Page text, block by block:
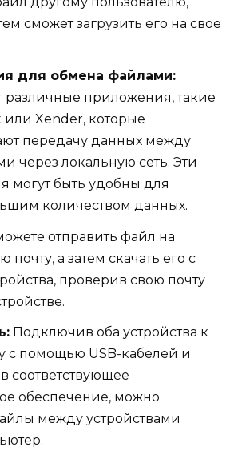
сможет загрузить его на свое
для обмена файлами:
различные приложения, такие
или Xender, которые
передачу данных между
через локальную сеть. Эти
могут быть удобны для
количеством данных.
отправить файл на
почту, а затем скачать его с
проверив свою почту
Подключив оба устройства к
с помощью USB-кабелей и
соответствующее
обеспечение, можно
между устройствами